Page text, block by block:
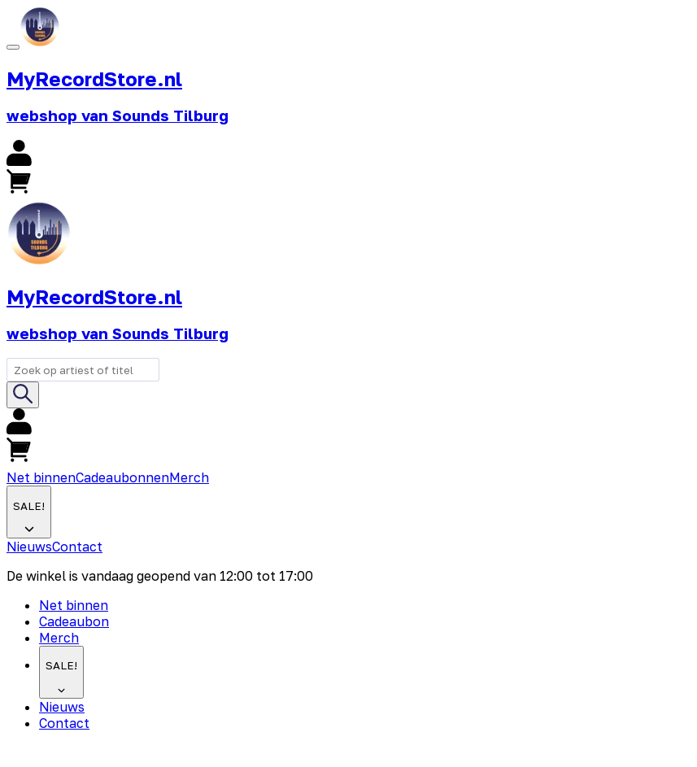
MyRecordStore.nl
webshop van Sounds Tilburg
MyRecordStore.nl
webshop van Sounds Tilburg
Net binnenCadeaubonnenMerch
SALE!
NieuwsContact
De winkel is vandaag geopend van 12:00 tot 17:00
Net binnen
Cadeaubon
Merch
SALE!
Nieuws
Contact